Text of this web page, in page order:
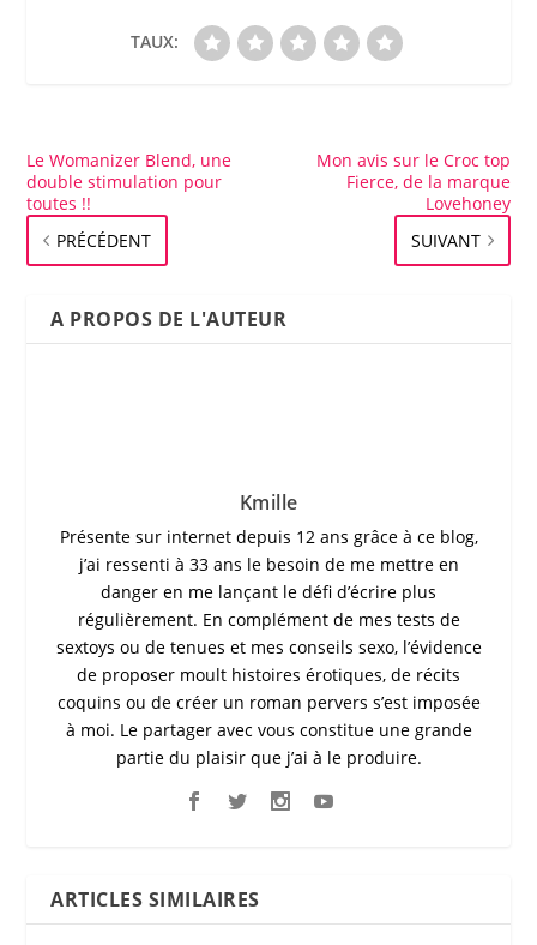
TAUX:
Le Womanizer Blend, une
double stimulation pour
toutes !!
PRÉCÉDENT
Mon avis sur le Croc top
Fierce, de la marque
Lovehoney
SUIVANT
A PROPOS DE L'AUTEUR
Kmille
Présente sur internet depuis 12 ans grâce à ce blog,
j’ai ressenti à 33 ans le besoin de me mettre en
danger en me lançant le défi d’écrire plus
régulièrement. En complément de mes tests de
sextoys ou de tenues et mes conseils sexo, l’évidence
de proposer moult histoires érotiques, de récits
coquins ou de créer un roman pervers s’est imposée
à moi. Le partager avec vous constitue une grande
partie du plaisir que j’ai à le produire.
ARTICLES SIMILAIRES